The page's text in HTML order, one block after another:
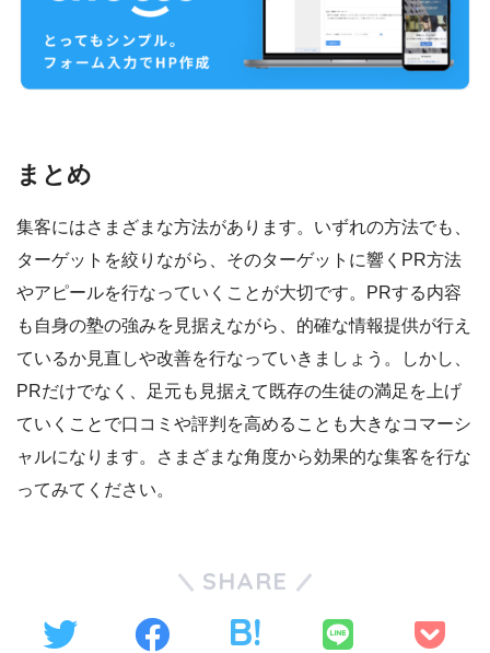
まとめ
集客にはさまざまな方法があります。いずれの方法でも、
ターゲットを絞りながら、そのターゲットに響くPR方法
やアピールを行なっていくことが大切です。PRする内容
も自身の塾の強みを見据えながら、的確な情報提供が行え
ているか見直しや改善を行なっていきましょう。しかし、
PRだけでなく、足元も見据えて既存の生徒の満足を上げ
ていくことで口コミや評判を高めることも大きなコマーシ
ャルになります。さまざまな角度から効果的な集客を行な
ってみてください。
SHARE